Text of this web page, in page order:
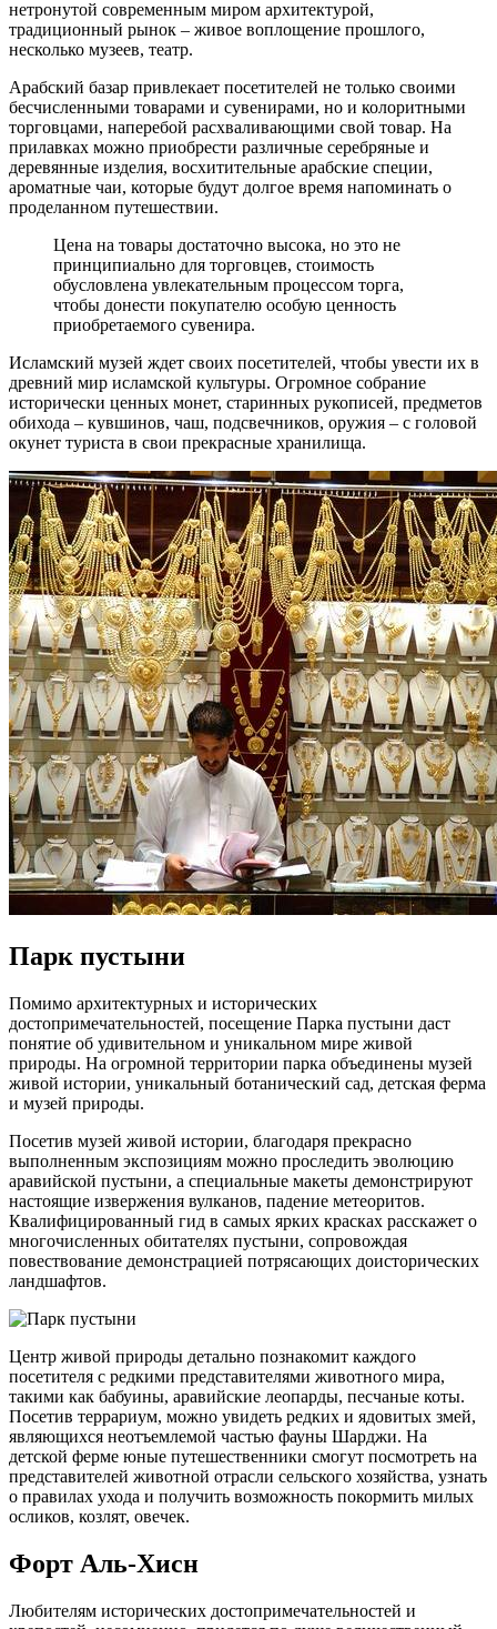
нетронутой современным миром архитектурой,
традиционный рынок – живое воплощение прошлого,
несколько музеев, театр.
Арабский базар привлекает посетителей не только своими
бесчисленными товарами и сувенирами, но и колоритными
торговцами, наперебой расхваливающими свой товар. На
прилавках можно приобрести различные серебряные и
деревянные изделия, восхитительные арабские специи,
ароматные чаи, которые будут долгое время напоминать о
проделанном путешествии.
Цена на товары достаточно высока, но это не
принципиально для торговцев, стоимость
обусловлена увлекательным процессом торга,
чтобы донести покупателю особую ценность
приобретаемого сувенира.
Исламский музей ждет своих посетителей, чтобы увести их в
древний мир исламской культуры. Огромное собрание
исторически ценных монет, старинных рукописей, предметов
обихода – кувшинов, чаш, подсвечников, оружия – с головой
окунет туриста в свои прекрасные хранилища.
Парк пустыни
Помимо архитектурных и исторических
достопримечательностей, посещение Парка пустыни даст
понятие об удивительном и уникальном мире живой
природы. На огромной территории парка объединены музей
живой истории, уникальный ботанический сад, детская ферма
и музей природы.
Посетив музей живой истории, благодаря прекрасно
выполненным экспозициям можно проследить эволюцию
аравийской пустыни, а специальные макеты демонстрируют
настоящие извержения вулканов, падение метеоритов.
Квалифицированный гид в самых ярких красках расскажет о
многочисленных обитателях пустыни, сопровождая
повествование демонстрацией потрясающих доисторических
ландшафтов.
Центр живой природы детально познакомит каждого
посетителя с редкими представителями животного мира,
такими как бабуины, аравийские леопарды, песчаные коты.
Посетив террариум, можно увидеть редких и ядовитых змей,
являющихся неотъемлемой частью фауны Шарджи. На
детской ферме юные путешественники смогут посмотреть на
представителей животной отрасли сельского хозяйства, узнать
о правилах ухода и получить возможность покормить милых
осликов, козлят, овечек.
Форт Аль-Хисн
Любителям исторических достопримечательностей и